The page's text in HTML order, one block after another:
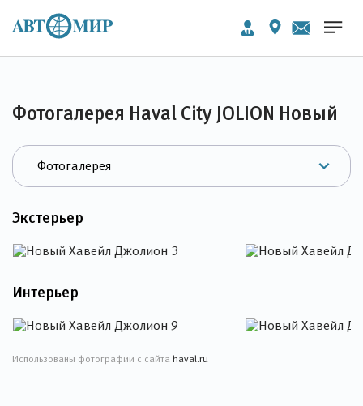
Фотогалерея Haval City JOLION Новый
Экстерьер
Интерьер
Использованы фотографии с сайта haval.ru